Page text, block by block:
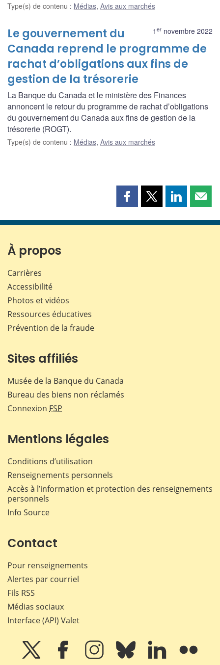
Type(s) de contenu : Médias, Avis aux marchés
1 er novembre 2022
Le gouvernement du
Canada reprend le programme de
rachat d’obligations aux fins de
gestion de la trésorerie
La Banque du Canada et le ministère des Finances
annoncent le retour du programme de rachat d’obligations
du gouvernement du Canada aux fins de gestion de la
trésorerie (ROGT).
Type(s) de contenu : Médias, Avis aux marchés
Partager
page
Partager
page
Partager
page page
À propos
Carrières
Accessibilité
Photos et vidéos
Ressources éducatives
Prévention de la fraude
Sites affiliés
Musée de la Banque du Canada
Bureau des biens non réclamés
Connexion FSP
Mentions légales
Conditions d’utilisation
Renseignements personnels
Accès à l’information et protection des renseignements
personnels
Info Source
Contact
Pour renseignements
Alertes par courriel
Fils RSS
Médias sociaux
Interface (API) Valet